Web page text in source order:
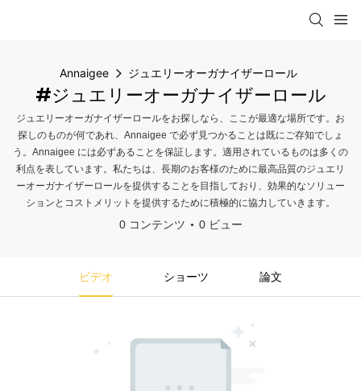
Annaigee ジュエリーオーガナイザーロール
#ジュエリーオーガナイザーロール
ジュエリーオーガナイザーロールをお探しなら、ここが最適な場所です。お
探しのものが何であれ、Annaigee で必ず見つかることは既にご存知でしょ
う。Annaigee には必ずあることを保証します。適用されているものは多くの
利点を表しています。私たちは、長期のお客様のために最高品質のジュエリ
ーオーガナイザーロールを提供することを目指しており、効果的なソリュー
ションとコストメリットを提供するために積極的に協力していきます。
0 コンテンツ 0 ビュー
ビデオ ショーツ 論文